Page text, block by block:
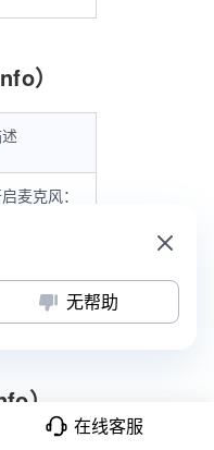
）
麦克风：
闭
）
无帮助
在线客服